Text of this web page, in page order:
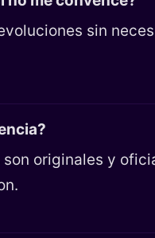
sin
originales y